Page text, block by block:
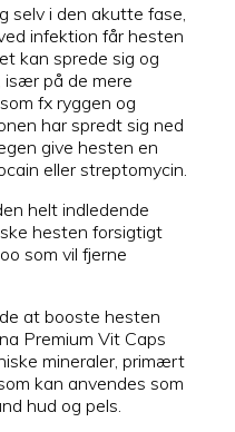
selv i den akutte fase,
infektion får hesten
kan sprede sig og
på de mere
fx ryggen og
har spredt sig ned
give hesten en
eller streptomycin.
helt indledende
hesten forsigtigt
som vil fjerne
at booste hesten
Premium Vit Caps
mineraler, primært
kan anvendes som
hud og pels.